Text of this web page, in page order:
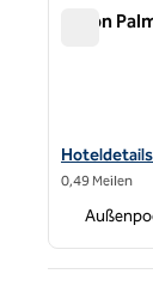
Hilton
Hoteldetails
0,49 Meilen